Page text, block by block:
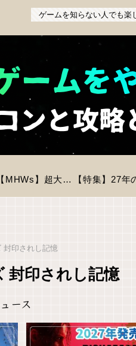
ゲームを知らない人でも楽
【MHWs】超大型拡張コンテンツ「アセンダンス」が2027年に登場！全貌と新要素を徹底解説
封印されし記憶
封印されし記憶
ース